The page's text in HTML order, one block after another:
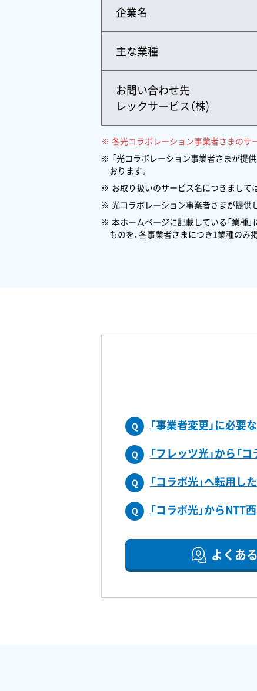
企業名
主な業種
お問い合わせ先
レックサービス（株)
各光コラボレーション事業者さまのサ
「光コラボレーション事業者さまが提
おります。
お取り扱いのサービス名につきまして
光コラボレーション事業者さまが提供
本ホームページに記載している「業種
ものを、各事業者さまにつき1業種のみ
Q 「事業者変更」に必要
Q 「フレッツ光」から「
Q 「コラボ光」へ転用し
Q 「コラボ光」からNTT
よくあ